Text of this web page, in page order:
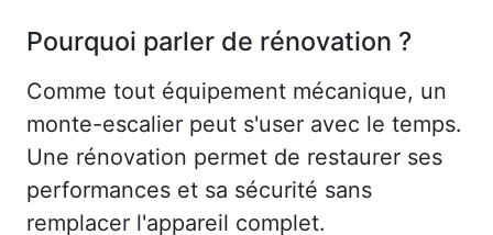
Pourquoi parler de rénovation ?
Comme tout équipement mécanique, un
monte-escalier peut s'user avec le temps.
Une rénovation permet de restaurer ses
performances et sa sécurité sans
remplacer l'appareil complet.